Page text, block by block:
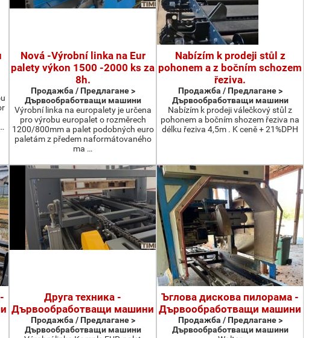
Nová -Výrobní linka na Eur
palety výkon 1500 -2000 ks za
8h.
Продажба / Предлагане >
Дървообработващи машини
Výrobní linka na europalety je určena
pro výrobu europalet o rozměrech
1200/800mm a palet podobných euro
paletám z předem naformátovaného
ma …
Nabízím k prodeji stůl z
pohonem a z bočním schozem
řeziva.
Продажба / Предлагане >
Дървообработващи машини
Nabízím k prodeji válečkový stůl z
pohonem a bočním shozem řeziva na
délku řeziva 4,5m . K ceně + 21%DPH
Друга техника -
Дървообработващи машини
Продажба / Предлагане >
Дървообработващи машини
Ъглова дискова пилорама -
Дървообработващи машини
Продажба / Предлагане >
Дървообработващи машини